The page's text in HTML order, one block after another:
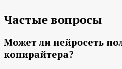
Частые вопросы
Может ли нейросеть
копирайтера?